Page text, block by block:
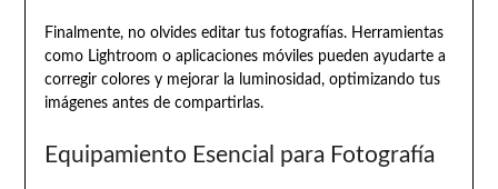
Finalmente, no olvides editar tus fotografías. Herramientas
como Lightroom o aplicaciones móviles pueden ayudarte a
corregir colores y mejorar la luminosidad, optimizando tus
imágenes antes de compartirlas.
Equipamiento Esencial para Fotografía